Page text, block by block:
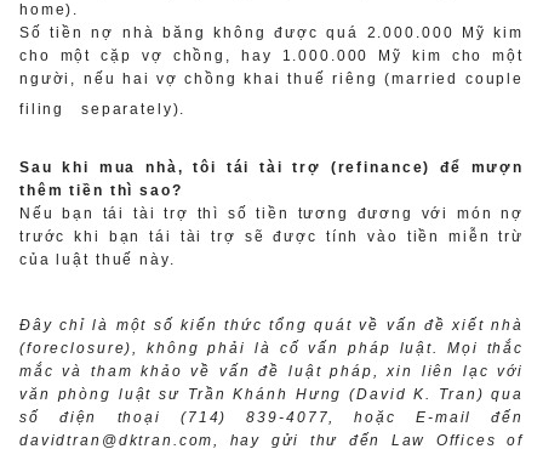
home).
Số tiền nợ nhà băng không được quá 2.000.000 Mỹ kim
cho một cặp vợ chồng, hay 1.000.000 Mỹ kim cho một
người, nếu hai vợ chồng khai thuế riêng (married couple
filing
separately).
Sau khi mua nhà, tôi tái tài trợ (refinance) để mượn
thêm tiền thì sao?
Nếu bạn tái tài trợ thì số tiền tương đương với món nợ
trước khi bạn tái tài trợ sẽ được tính vào tiền miễn trừ
của luật thuế này.
Đây chỉ là một số kiến thức tổng quát về vấn đề xiết nhà
(foreclosure), không phải là cố vấn pháp luật. Mọi thắc
mắc và tham khảo về vấn đề luật pháp, xin liên lạc với
văn phòng luật sư Trần Khánh Hưng (David K. Tran) qua
số điện thoại (714) 839-4077, hoặc E-mail đến
davidtran@dktran.com, hay gửi thư đến Law Offices of